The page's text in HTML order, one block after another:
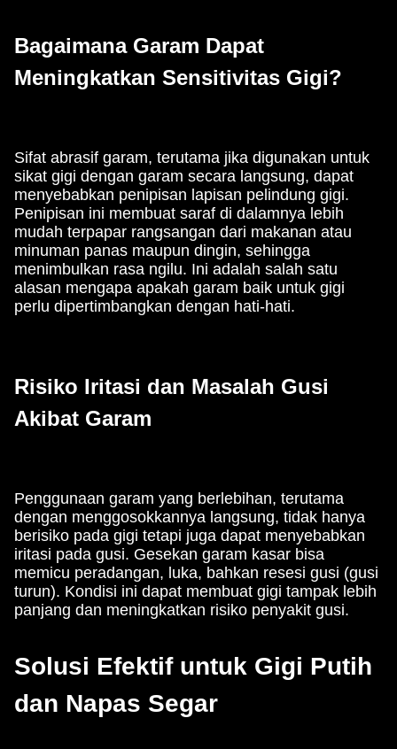
Bagaimana Garam Dapat
Meningkatkan Sensitivitas Gigi?
Sifat abrasif garam, terutama jika digunakan untuk
sikat gigi dengan garam secara langsung, dapat
menyebabkan penipisan lapisan pelindung gigi.
Penipisan ini membuat saraf di dalamnya lebih
mudah terpapar rangsangan dari makanan atau
minuman panas maupun dingin, sehingga
menimbulkan rasa ngilu. Ini adalah salah satu
alasan mengapa apakah garam baik untuk gigi
perlu dipertimbangkan dengan hati-hati.
Risiko Iritasi dan Masalah Gusi
Akibat Garam
Penggunaan garam yang berlebihan, terutama
dengan menggosokkannya langsung, tidak hanya
berisiko pada gigi tetapi juga dapat menyebabkan
iritasi pada gusi. Gesekan garam kasar bisa
memicu peradangan, luka, bahkan resesi gusi (gusi
turun). Kondisi ini dapat membuat gigi tampak lebih
panjang dan meningkatkan risiko penyakit gusi.
Solusi Efektif untuk Gigi Putih
dan Napas Segar